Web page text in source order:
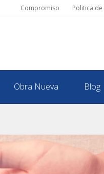
Compromiso Politica
Obra Nueva Blog